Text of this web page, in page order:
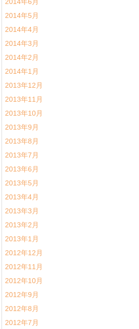
2014年6月
2014年5月
2014年4月
2014年3月
2014年2月
2014年1月
2013年12月
2013年11月
2013年10月
2013年9月
2013年8月
2013年7月
2013年6月
2013年5月
2013年4月
2013年3月
2013年2月
2013年1月
2012年12月
2012年11月
2012年10月
2012年9月
2012年8月
2012年7月